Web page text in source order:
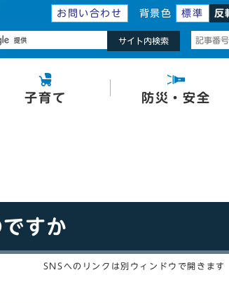
お問い合わせ 背景色 標準 反
サイト内検索
子育て 防災・安全
すか
SNSへのリンクは別ウィンドウで開きます